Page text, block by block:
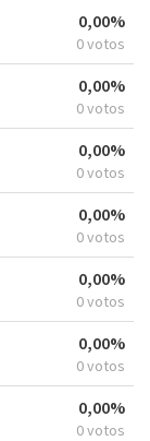
0,00%
0 votos
0,00%
0 votos
0,00%
0 votos
0,00%
0 votos
0,00%
0 votos
0,00%
0 votos
0,00%
0 votos